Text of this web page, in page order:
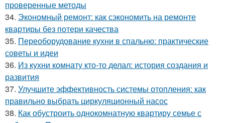
проверенные методы
34. Экономный ремонт: как сэкономить на ремонте
квартиры без потери качества
35. Переоборудование кухни в спальню: практические
советы и идеи
36. Из кухни комнату кто-то делал: история создания и
развития
37. Улучшите эффективность системы отопления: как
правильно выбрать циркуляционный насос
38. Как обустроить однокомнатную квартиру семье с